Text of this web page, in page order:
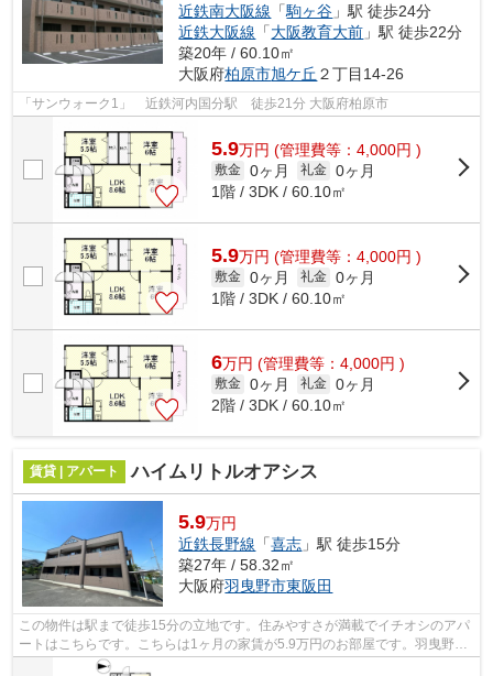
近鉄南大阪線 「駒ヶ谷 」駅 徒歩24分
近鉄大阪線 「大阪教育大前 」駅 徒歩22分
築20年 / 60.10㎡
大阪府柏原市旭ケ丘 ２丁目14-26
「サンウォーク1」 近鉄河内国分駅 徒歩21分 大阪府柏原市
5.9万円 (管理費等：4,000円 )
敷金 0ヶ月 礼金 0ヶ月
1階 / 3DK / 60.10㎡
5.9万円 (管理費等：4,000円 )
敷金 0ヶ月 礼金 0ヶ月
1階 / 3DK / 60.10㎡
6万円 (管理費等：4,000円 )
敷金 0ヶ月 礼金 0ヶ月
2階 / 3DK / 60.10㎡
賃貸 | アパート ハイムリトルオアシス
5.9万円
近鉄長野線 「喜志 」駅 徒歩15分
築27年 / 58.32㎡
大阪府羽曳野市東阪田
この物件は駅まで徒歩15分の立地です。住みやすさが満載でイチオシのアパ
ートはこちらです。こちらは1ヶ月の家賃が5.9万円のお部屋です。羽曳野市
近辺での新居ならご好評の物件「ハイ...